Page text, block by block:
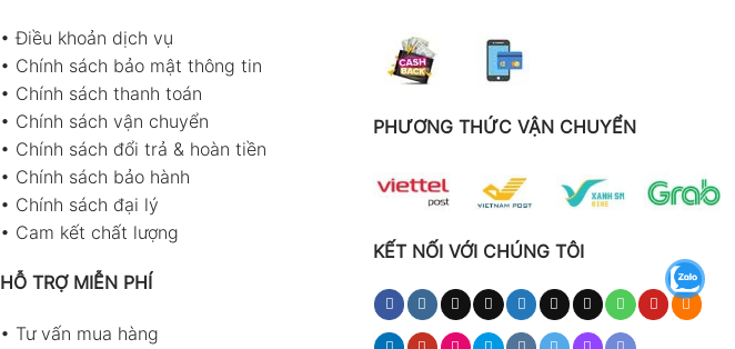
•Điều khoản dịch vụ
• Chính sách bảo mật thông tin
• Chính sách thanh toán
• Chính sách vận chuyển
• Chính sách đổi trả & hoàn tiền
• Chính sách bảo hành
• Chính sách đại lý
• Cam kết chất lượng
HỖ TRỢ MIỄN PHÍ
• Tư vấn mua hàng
PHƯƠNG THỨC VẬN CHUYỂN
KẾT NỐI VỚI CHÚNG TÔI